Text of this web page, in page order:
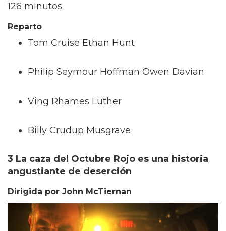
126 minutos
Reparto
Tom Cruise Ethan Hunt
Philip Seymour Hoffman Owen Davian
Ving Rhames Luther
Billy Crudup Musgrave
3 La caza del Octubre Rojo es una historia
angustiante de deserción
Dirigida por John McTiernan